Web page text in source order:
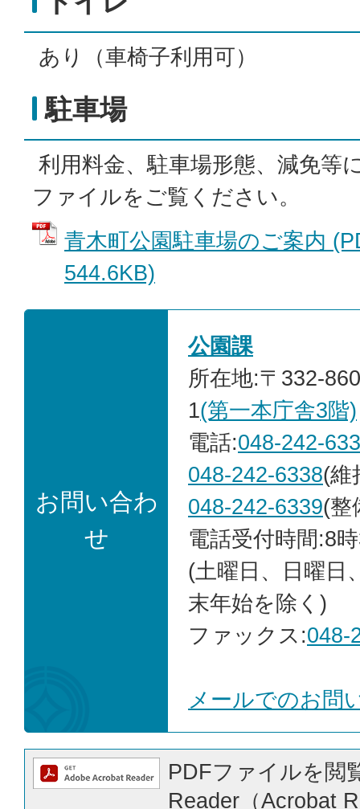
あり（車椅子利用可）
駐車場
利用料金、駐車場形態、減免等
ファイルをご覧ください。
青木町公園駐車場のご案内
544.6KB)
お問い合わ
せ
公園課
所在地:〒332-
1(第一本庁舎3階)
電話:048-242-
048-242-6338(維
048-242-6339(整
電話受付時間:8
(土曜日、日曜日
末年始を除く)
ファックス:048-
メールでのお問
PDFファイルを閲
Reader（Acrobat